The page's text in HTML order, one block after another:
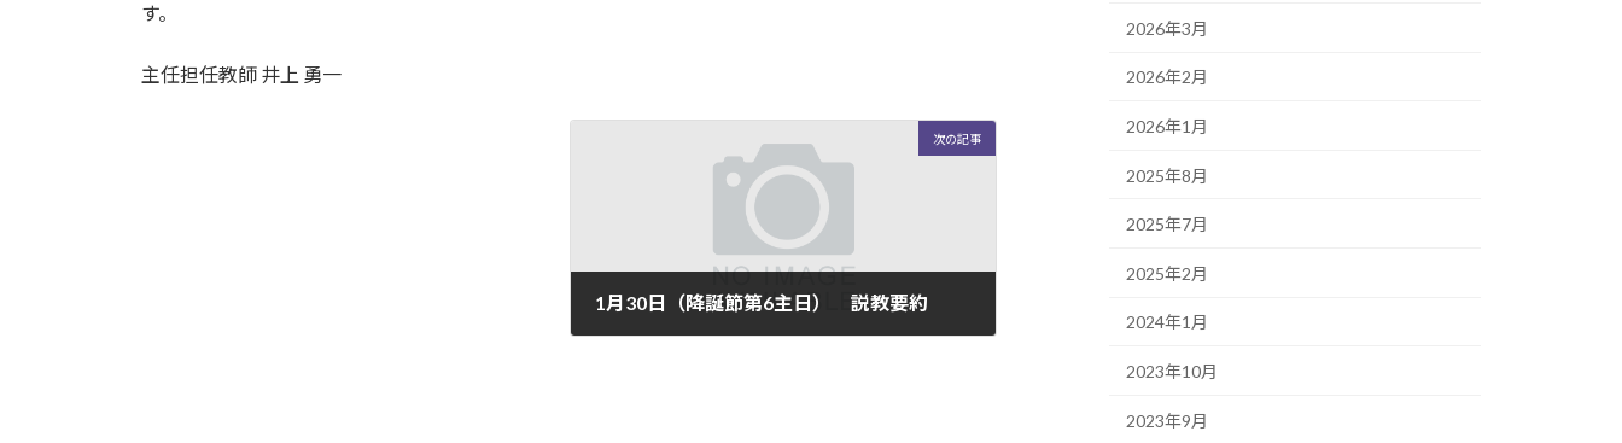
す。
主任担任教師 井上 勇一
次の記事
1月30日（降誕節第6主日） 説教要約
2026年3月
2026年2月
2026年1月
2025年8月
2025年7月
2025年2月
2024年1月
2023年10月
2023年9月